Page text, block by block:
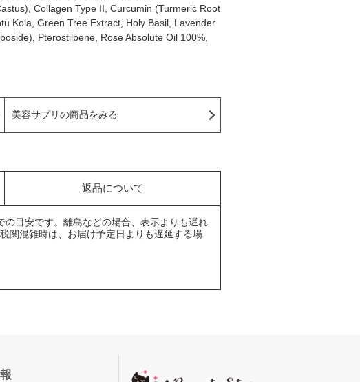
Collagen Type II, Curcumin (Turmeric Root
Kola, Green Tree Extract, Holy Basil, Lavender
Pterostilbene, Rose Absolute Oil 100%,
美容サプリの商品をみる
返品について
目安です。離島などの場合、表示よりも遅れ
関混雑時は、お届け予定日よりも遅延する場